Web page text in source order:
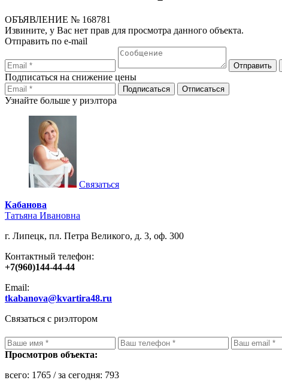
ОБЪЯВЛЕНИЕ № 168781
Извините, у Вас нет прав для просмотра данного объекта.
Отправить по e-mail
Подписаться на снижение цены
Узнайте больше у риэлтора
Связаться
Кабанова
Татьяна Ивановна
г. Липецк, пл. Петра Великого, д. 3, оф. 300
Контактный телефон:
+7(960)144-44-44
Email:
tkabanova@kvartira48.ru
Связаться с риэлтором
Просмотров объекта:
всего: 1765 / за сегодня: 793